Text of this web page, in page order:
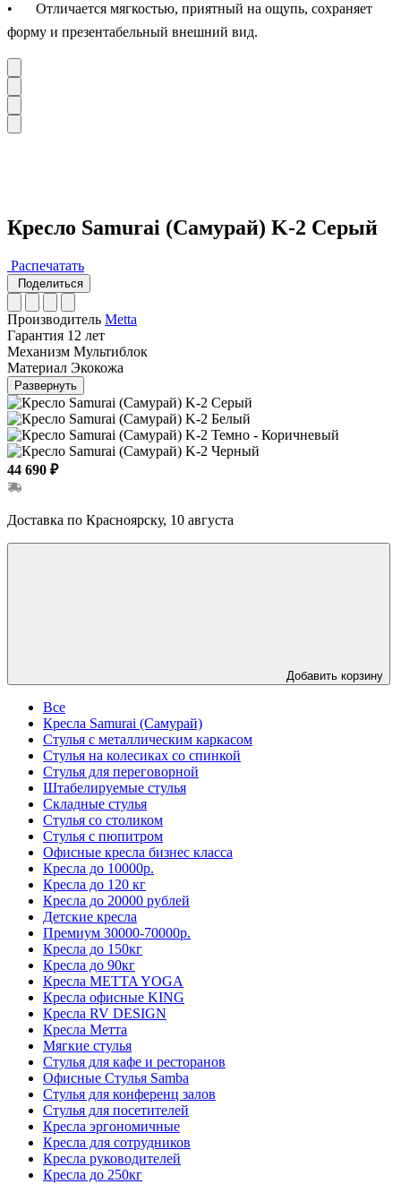
•
Отличается мягкостью, приятный на ощупь, сохраняет
форму и презентабельный внешний вид.
Кресло Samurai (Самурай) K-2 Серый
Распечатать
Поделиться
Производитель Metta
Гарантия 12 лет
Механизм Мультиблок
Материал Экокожа
Развернуть
44 690 ₽
Доставка по Красноярску, 10 августа
Добавить корзину
Все
Кресла Samurai (Самурай)
Стулья с металлическим каркасом
Стулья на колесиках со спинкой
Стулья для переговорной
Штабелируемые стулья
Складные стулья
Стулья со столиком
Стулья с пюпитром
Офисные кресла бизнес класса
Кресла до 10000р.
Кресла до 120 кг
Кресла до 20000 рублей
Детские кресла
Премиум 30000-70000р.
Кресла до 150кг
Кресла до 90кг
Кресла METTA YOGA
Кресла офисные KING
Кресла RV DESIGN
Кресла Метта
Мягкие стулья
Стулья для кафе и ресторанов
Офисные Стулья Samba
Стулья для конференц залов
Стулья для посетителей
Кресла эргономичные
Кресла для сотрудников
Кресла руководителей
Кресла до 250кг